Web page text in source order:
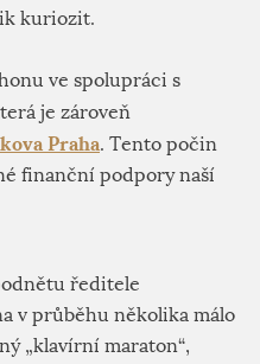
kuriozit.
ve spolupráci s
je zároveň
Praha. Tento počin
finanční podpory naší
ředitele
v průběhu několika málo
„klavírní maraton“,